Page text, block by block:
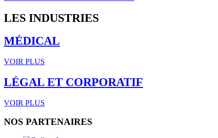
LES INDUSTRIES
MÉDICAL
VOIR PLUS
LÉGAL ET CORPORATIF
VOIR PLUS
NOS PARTENAIRES